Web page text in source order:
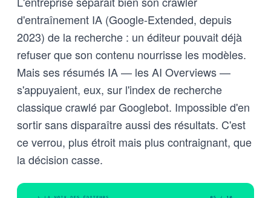
d'entraînement IA (Google-Extended, depuis
2023) de la recherche : un éditeur pouvait déjà
refuser que son contenu nourrisse les modèles.
Mais ses résumés IA — les AI Overviews —
s'appuyaient, eux, sur l'index de recherche
classique crawlé par Googlebot. Impossible d'en
sortir sans disparaître aussi des résultats. C'est
ce verrou, plus étroit mais plus contraignant, que
la décision casse.